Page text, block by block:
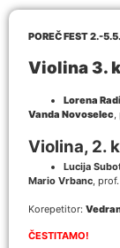
POREČ FEST2.-
Violina 3.
Lorena
Vanda Novoselec,
Violina, 2.
Lucija
Mario Vrbanc , prof.
Korepetitor:
ČESTITAMO!